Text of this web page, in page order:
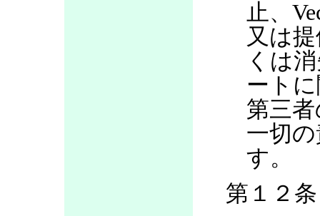
止、
又は
くは
ート
第三
一切
す。
第１２